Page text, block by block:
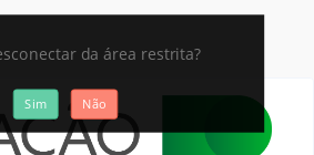
da área restrita?
Sim Não